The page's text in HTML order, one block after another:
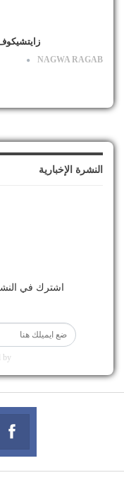
NAGWA RAGAB
النشرة الإخبارية
اشترك في
by